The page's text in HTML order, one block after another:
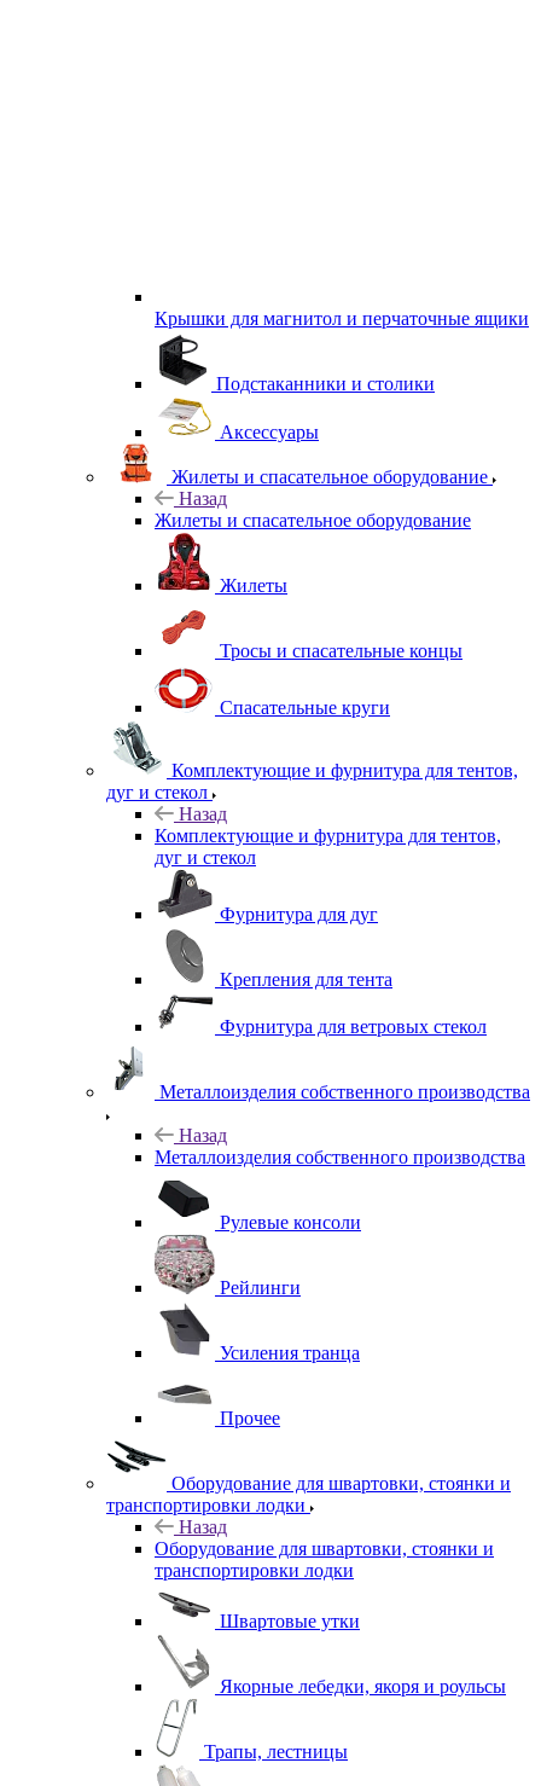
Крышки для магнитол и перчаточные ящики
Подстаканники и столики
Аксессуары
Жилеты и спасательное оборудование
Назад
Жилеты и спасательное оборудование
Жилеты
Тросы и спасательные концы
Спасательные круги
Комплектующие и фурнитура для тентов,
дуг и стекол
Назад
Комплектующие и фурнитура для тентов,
дуг и стекол
Фурнитура для дуг
Крепления для тента
Фурнитура для ветровых стекол
Металлоизделия собственного производства
Назад
Металлоизделия собственного производства
Рулевые консоли
Рейлинги
Усиления транца
Прочее
Оборудование для швартовки, стоянки и
транспортировки лодки
Назад
Оборудование для швартовки, стоянки и
транспортировки лодки
Швартовые утки
Якорные лебедки, якоря и роульсы
Трапы, лестницы